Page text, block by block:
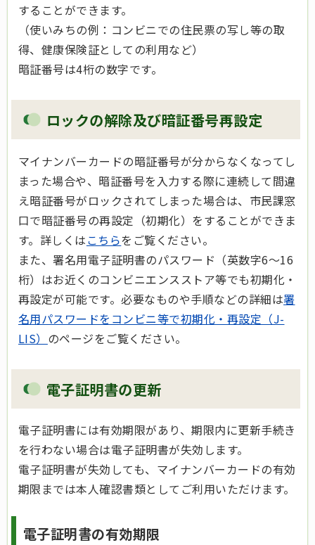
することができます。
（使いみちの例：コンビニでの住民票の写し等の取
得、健康保険証としての利用など）
暗証番号は4桁の数字です。
ロックの解除及び暗証番号再設定
マイナンバーカードの暗証番号が分からなくなってし
まった場合や、暗証番号を入力する際に連続して間違
え暗証番号がロックされてしまった場合は、市民課窓
口で暗証番号の再設定（初期化）をすることができま
す。詳しくはこちらをご覧ください。
また、署名用電子証明書のパスワード（英数字6～16
桁）はお近くのコンビニエンスストア等でも初期化・
再設定が可能です。必要なものや手順などの詳細は署
名用パスワードをコンビニ等で初期化・再設定（J-
LIS） のページをご覧ください。
電子証明書の更新
電子証明書には有効期限があり、期限内に更新手続き
を行わない場合は電子証明書が失効します。
電子証明書が失効しても、マイナンバーカードの有効
期限までは本人確認書類としてご利用いただけます。
電子証明書の有効期限